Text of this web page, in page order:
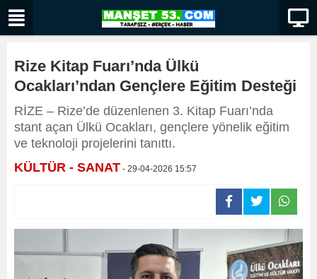
Rize Kitap Fuarı’nda Ülkü
Ocakları’ndan Gençlere Eğitim Desteği
RİZE – Rize’de düzenlenen 3. Kitap Fuarı’nda
stant açan Ülkü Ocakları, gençlere yönelik eğitim
ve teknoloji projelerini tanıttı.
KÜLTÜR - SANAT - 29-04-2026 15:57